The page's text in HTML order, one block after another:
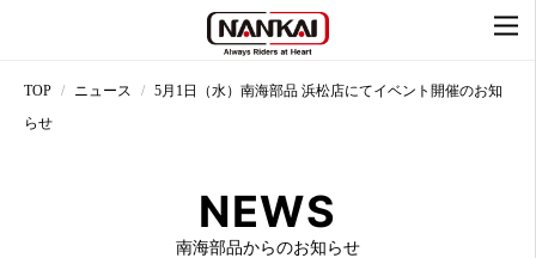
TOP ニュース
5月1日（水）南海部品 浜松店にてイベント開催のお知
らせ
NEWS
南海部品からのお知らせ